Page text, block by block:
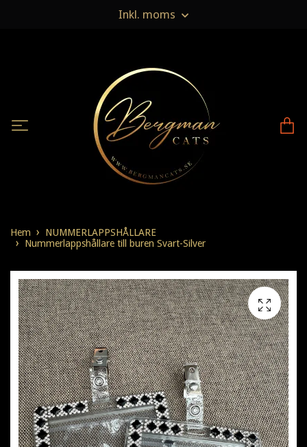
Inkl. moms
Hem
NUMMERLAPPSHÅLLARE
Nummerlappshållare till buren Svart-Silver